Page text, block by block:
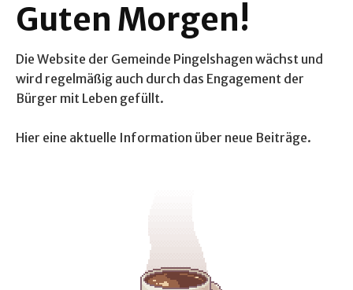
Guten Morgen!
Die Website der Gemeinde Pingelshagen wächst und
wird regelmäßig auch durch das Engagement der
Bürger mit Leben gefüllt.
Hier eine aktuelle Information über neue Beiträge.